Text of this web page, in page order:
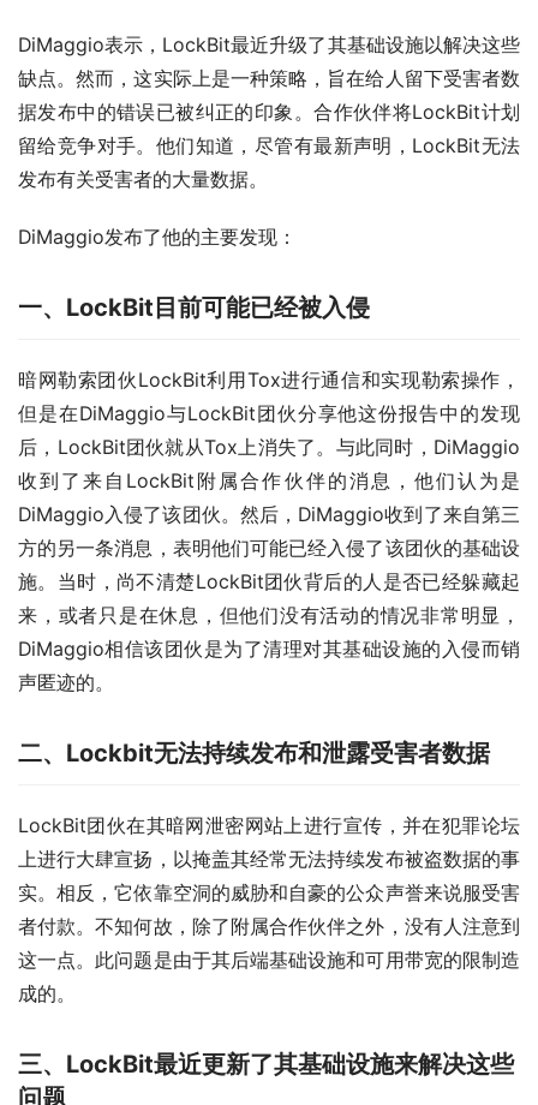
DiMaggio表示，LockBit最近升级了其基础设施以解决这些
缺点。然而，这实际上是一种策略，旨在给人留下受害者数
据发布中的错误已被纠正的印象。合作伙伴将LockBit计划
留给竞争对手。他们知道，尽管有最新声明，LockBit无法
发布有关受害者的大量数据。
DiMaggio发布了他的主要发现：
一、LockBit目前可能已经被入侵
暗网勒索团伙LockBit利用Tox进行通信和实现勒索操作，
但是在DiMaggio与LockBit团伙分享他这份报告中的发现
后，LockBit团伙就从Tox上消失了。与此同时，DiMaggio
收到了来自LockBit附属合作伙伴的消息，他们认为是
DiMaggio入侵了该团伙。然后，DiMaggio收到了来自第三
方的另一条消息，表明他们可能已经入侵了该团伙的基础设
施。当时，尚不清楚LockBit团伙背后的人是否已经躲藏起
来，或者只是在休息，但他们没有活动的情况非常明显，
DiMaggio相信该团伙是为了清理对其基础设施的入侵而销
声匿迹的。
二、Lockbit无法持续发布和泄露受害者数据
LockBit团伙在其暗网泄密网站上进行宣传，并在犯罪论坛
上进行大肆宣扬，以掩盖其经常无法持续发布被盗数据的事
实。相反，它依靠空洞的威胁和自豪的公众声誉来说服受害
者付款。不知何故，除了附属合作伙伴之外，没有人注意到
这一点。此问题是由于其后端基础设施和可用带宽的限制造
成的。
三、LockBit最近更新了其基础设施来解决这些
问题